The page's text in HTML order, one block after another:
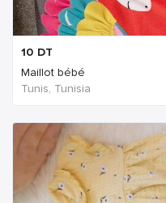
10 DT
Maillot bébé
Tunis, Tunisia